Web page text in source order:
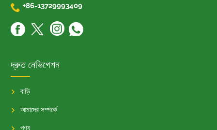
 +86-13729993409
দ্রুত নেভিগেশন
বাড়ি
আমাদের সম্পর্কে
পণ্য